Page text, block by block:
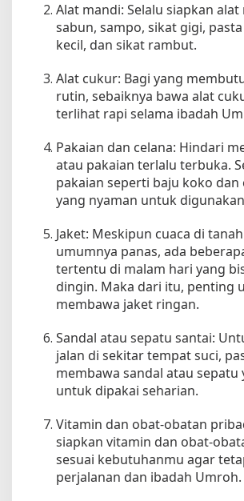
Alat mandi: Selalu siapkan
sabun, sampo, sikat gigi,
kecil, dan sikat rambut.
Alat cukur: Bagi yang
rutin, sebaiknya bawa alat
terlihat rapi selama ibadah
Pakaian dan celana: Hindari
atau pakaian terlalu terbuka.
pakaian seperti baju koko dan
yang nyaman untuk
Jaket: Meskipun cuaca di
umumnya panas, ada
tertentu di malam hari yang
dingin. Maka dari itu, penting
membawa jaket ringan.
Sandal atau sepatu santai:
jalan di sekitar tempat suci,
membawa sandal atau sepatu
untuk dipakai seharian.
Vitamin dan obat-obatan
siapkan vitamin dan obat-
sesuai kebutuhanmu agar
perjalanan dan ibadah Umroh.